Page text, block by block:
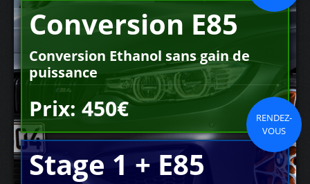
Conversion E85
Conversion Ethanol sans gain de
puissance
Prix: 450€
RENDEZ-
VOUS
Stage 1 + E85